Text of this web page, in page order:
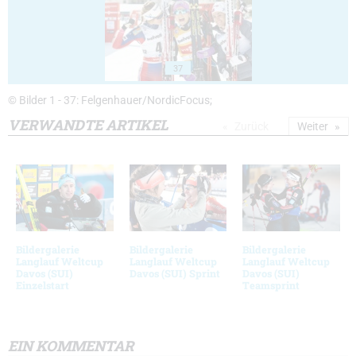
37
© Bilder 1 - 37: Felgenhauer/NordicFocus;
VERWANDTE ARTIKEL
Bildergalerie
Langlauf Weltcup
Davos (SUI)
Einzelstart
Bildergalerie
Langlauf Weltcup
Davos (SUI) Sprint
Bildergalerie
Langlauf Weltcup
Davos (SUI)
Teamsprint
Weiter
EIN KOMMENTAR